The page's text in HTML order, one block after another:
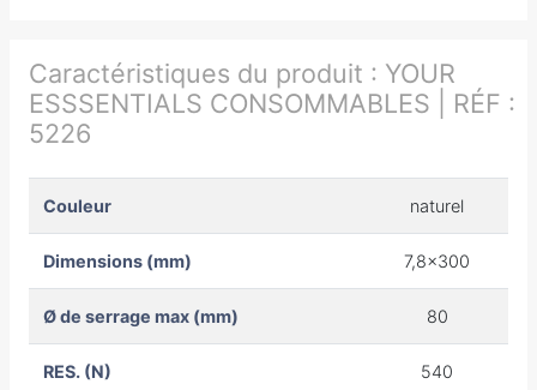
Caractéristiques du produit : YOUR
ESSSENTIALS CONSOMMABLES | RÉF :
5226
Couleur naturel
Dimensions (mm) 7,8x300
Ø de serrage max (mm) 80
RES. (N) 540